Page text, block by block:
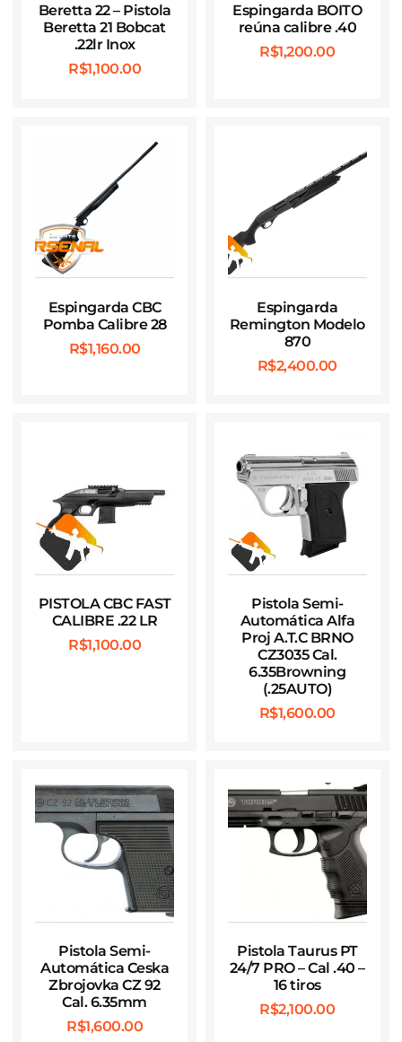
Beretta 22 – Pistola
Beretta 21 Bobcat
.22lr Inox
R$1,100.00
Espingarda BOITO
reúna calibre .40
R$1,200.00
Espingarda CBC
Pomba Calibre 28
R$1,160.00
Espingarda
Remington Modelo
870
R$2,400.00
PISTOLA CBC FAST
CALIBRE .22 LR
R$1,100.00
Pistola Semi-
Automática Alfa
Proj A.T.C BRNO
CZ3035 Cal.
6.35Browning
(.25AUTO)
R$1,600.00
Pistola Semi-
Automática Ceska
Zbrojovka CZ 92
Cal. 6.35mm
R$1,600.00
Pistola Taurus PT
24/7 PRO – Cal .40 –
16 tiros
R$2,100.00